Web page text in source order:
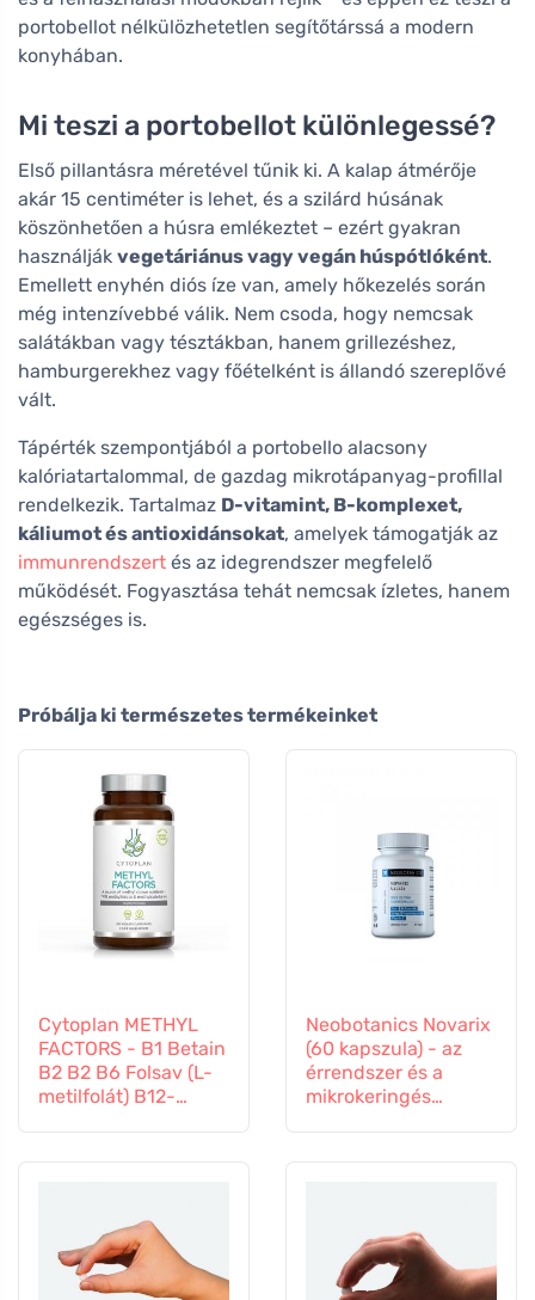
portobellot nélkülözhetetlen segítőtárssá a modern
konyhában.
Mi teszi a portobellot különlegessé?
Első pillantásra méretével tűnik ki. A kalap átmérője
akár 15 centiméter is lehet, és a szilárd húsának
köszönhetően a húsra emlékeztet – ezért gyakran
használják vegetáriánus vagy vegán húspótlóként.
Emellett enyhén diós íze van, amely hőkezelés során
még intenzívebbé válik. Nem csoda, hogy nemcsak
salátákban vagy tésztákban, hanem grillezéshez,
hamburgerekhez vagy főételként is állandó szereplővé
vált.
Tápérték szempontjából a portobello alacsony
kalóriatartalommal, de gazdag mikrotápanyag-profillal
rendelkezik. Tartalmaz D-vitamint, B-komplexet,
káliumot és antioxidánsokat, amelyek támogatják az
immunrendszert és az idegrendszer megfelelő
működését. Fogyasztása tehát nemcsak ízletes, hanem
egészséges is.
Próbálja ki természetes termékeinket
Cytoplan METHYL
FACTORS - B1 Betain
B2 B2 B6 Folsav (L-
metilfolát) B12-
Neobotanics Novarix
(60 kapszula) - az
érrendszer és a
mikrokeringés